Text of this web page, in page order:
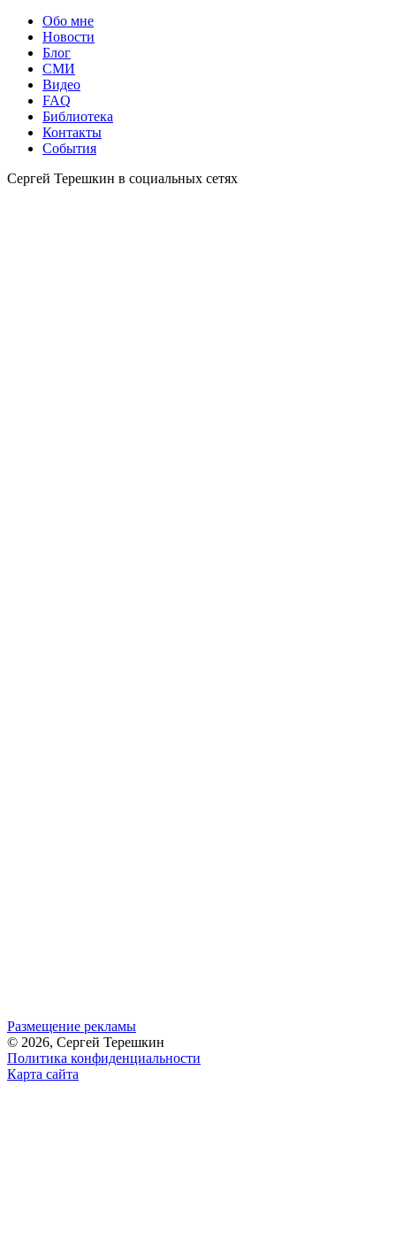
Обо мне
Новости
Блог
СМИ
Видео
FAQ
Библиотека
Контакты
События
Сергей Терешкин в социальных сетях
Размещение рекламы
© 2026, Сергей Терешкин
Политика конфиденциальности
Карта сайта